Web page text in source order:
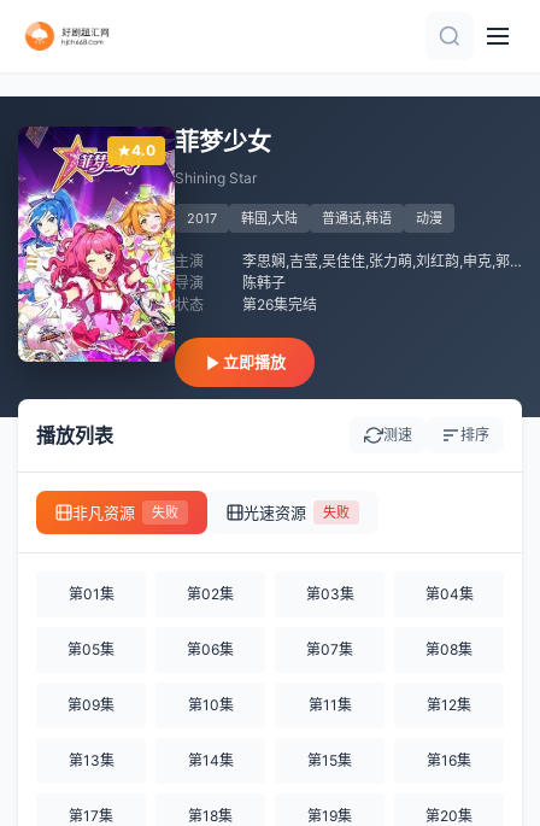
4.0 菲梦少女
Shining Star
2017 韩国,大陆 普通话,韩语 动漫
主演
李思娴,吉莹,吴佳佳,张力萌,刘红韵,申克,郭亚维,李旭乔,白文显,周岩,宋磊,李仲鑫,林鲁阳
导演
陈韩子
状态
第26集完结
立即播放
播放列表 测速 排序
非凡资源 失败 光速资源 失败
第01集 第02集 第03集 第04集
第05集 第06集 第07集 第08集
第09集 第10集 第11集 第12集
第13集 第14集 第15集 第16集
第17集 第18集 第19集 第20集
第19集
完结
第54集完结
第8集完结
已完结
第45集完结
第3集
全集完结
已完结
已完结